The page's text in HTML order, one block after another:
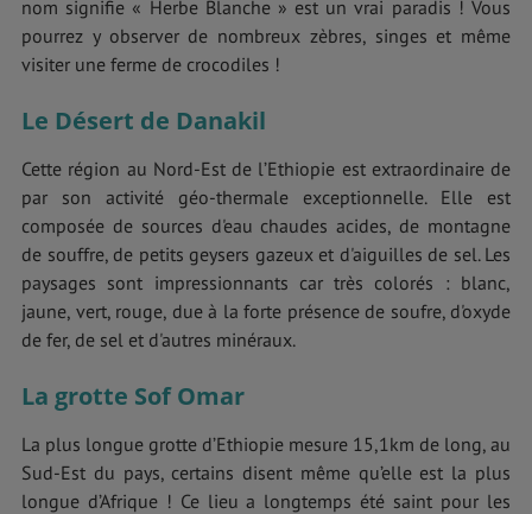
nom signifie « Herbe Blanche » est un vrai paradis ! Vous
pourrez y observer de nombreux zèbres, singes et même
visiter une ferme de crocodiles !
Le Désert de Danakil
Cette région au Nord-Est de l’Ethiopie est extraordinaire de
par son activité géo-thermale exceptionnelle. Elle est
composée de sources d'eau chaudes acides, de montagne
de souffre, de petits geysers gazeux et d'aiguilles de sel. Les
paysages sont impressionnants car très colorés : blanc,
jaune, vert, rouge, due à la forte présence de soufre, d'oxyde
de fer, de sel et d'autres minéraux.
La grotte Sof Omar
La plus longue grotte d’Ethiopie mesure 15,1km de long, au
Sud-Est du pays, certains disent même qu’elle est la plus
longue d’Afrique ! Ce lieu a longtemps été saint pour les